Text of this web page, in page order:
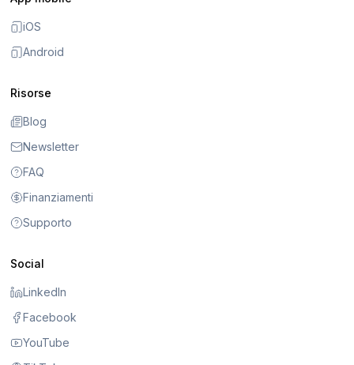
iOS
Android
Risorse
Blog
Newsletter
FAQ
Finanziamenti
Supporto
Social
LinkedIn
Facebook
YouTube